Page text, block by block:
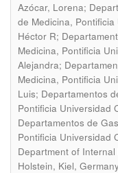
Azócar, Lorena;
de Medicina,
Héctor R;
Medicina, Pontificia
Alejandra;
Medicina, Pontificia
Luis; Departamentos
Pontificia Universidad
Departamentos de
Pontificia Universidad
Department of
Holstein, Kiel,